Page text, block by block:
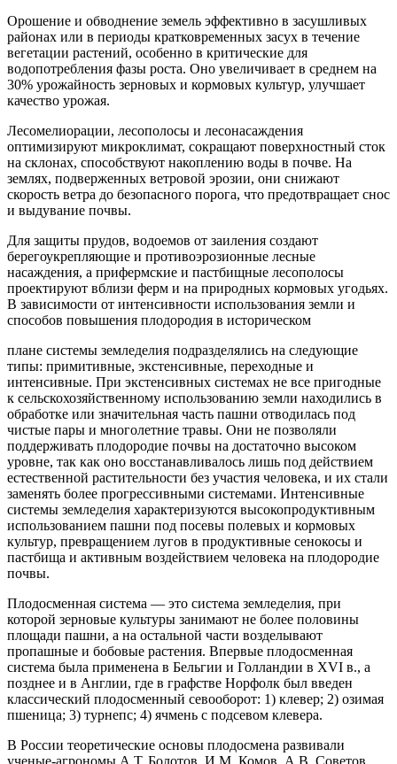
Орошение и обводнение земель эффективно в засушливых
районах или в периоды кратковременных засух в течение
вегетации растений, особенно в критические для
водопотребления фазы роста. Оно увеличивает в среднем на
30% урожайность зерновых и кормовых культур, улучшает
качество урожая.
Лесомелиорации, лесополосы и лесонасаждения
оптимизируют микроклимат, сокращают поверхностный сток
на склонах, способствуют накоплению воды в почве. На
землях, подверженных ветровой эрозии, они снижают
скорость ветра до безопасного порога, что предотвращает снос
и выдувание почвы.
Для защиты прудов, водоемов от заиления создают
берегоукрепляющие и противоэрозионные лесные
насаждения, а прифермские и пастбищные лесополосы
проектируют вблизи ферм и на природных кормовых угодьях.
В зависимости от интенсивности использования земли и
способов повышения плодородия в историческом
плане системы земледелия подразделялись на следующие
типы: примитивные, экстенсивные, переходные и
интенсивные. При экстенсивных системах не все пригодные
к сельскохозяйственному использованию земли находились в
обработке или значительная часть пашни отводилась под
чистые пары и многолетние травы. Они не позволяли
поддерживать плодородие почвы на достаточно высоком
уровне, так как оно восстанавливалось лишь под действием
естественной растительности без участия человека, и их стали
заменять более прогрессивными системами. Интенсивные
системы земледелия характеризуются высокопродуктивным
использованием пашни под посевы полевых и кормовых
культур, превращением лугов в продуктивные сенокосы и
пастбища и активным воздействием человека на плодородие
почвы.
Плодосменная система — это система земледелия, при
которой зерновые культуры занимают не более половины
площади пашни, а на остальной части возделывают
пропашные и бобовые растения. Впервые плодосменная
система была применена в Бельгии и Голландии в XVI в., а
позднее и в Англии, где в графстве Норфолк был введен
классический плодосменный севооборот: 1) клевер; 2) озимая
пшеница; 3) турнепс; 4) ячмень с подсевом клевера.
В России теоретические основы плодосмена развивали